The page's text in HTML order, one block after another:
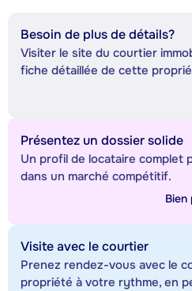
Besoin de plus de détails?
Visiter le site du courtier
fiche détaillée de cette
Présentez un dossier solide
Un profil de locataire complet
dans un marché compétitif.
Bien
Visite avec le courtier
Prenez rendez-vous avec le
propriété à votre rythme, en